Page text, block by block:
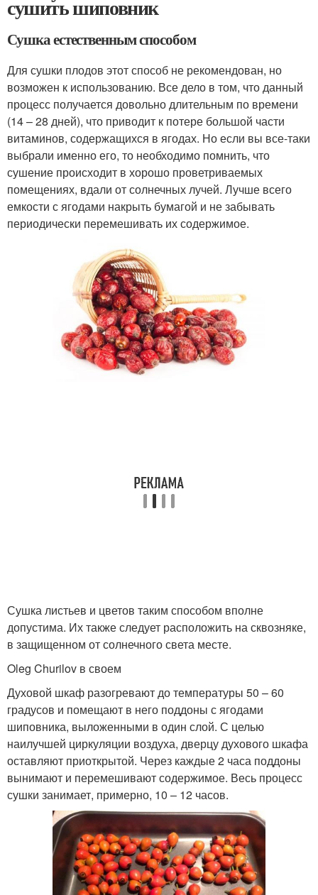
сушить шиповник
Сушка естественным способом
Для сушки плодов этот способ не рекомендован, но
возможен к использованию. Все дело в том, что данный
процесс получается довольно длительным по времени
(14 – 28 дней), что приводит к потере большой части
витаминов, содержащихся в ягодах. Но если вы все-таки
выбрали именно его, то необходимо помнить, что
сушение происходит в хорошо проветриваемых
помещениях, вдали от солнечных лучей. Лучше всего
емкости с ягодами накрыть бумагой и не забывать
периодически перемешивать их содержимое.
Сушка листьев и цветов таким способом вполне
допустима. Их также следует расположить на сквозняке,
в защищенном от солнечного света месте.
Oleg Churilov в своем
Духовой шкаф разогревают до температуры 50 – 60
градусов и помещают в него поддоны с ягодами
шиповника, выложенными в один слой. С целью
наилучшей циркуляции воздуха, дверцу духового шкафа
оставляют приоткрытой. Через каждые 2 часа поддоны
вынимают и перемешивают содержимое. Весь процесс
сушки занимает, примерно, 10 – 12 часов.